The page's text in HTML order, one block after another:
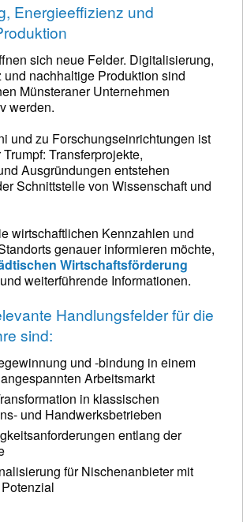
Energieeffizienz und
sich neue Felder. Digitalisierung,
nachhaltige Produktion sind
Münsteraner Unternehmen
werden.
und zu Forschungseinrichtungen ist
Transferprojekte,
Ausgründungen entstehen
Schnittstelle von Wissenschaft und
wirtschaftlichen Kennzahlen und
genauer informieren möchte,
Wirtschaftsförderung
weiterführende Informationen.
Handlungsfelder für die
sind:
und -bindung in einem
Arbeitsmarkt
in klassischen
und Handwerksbetrieben
entlang der
für Nischenanbieter mit